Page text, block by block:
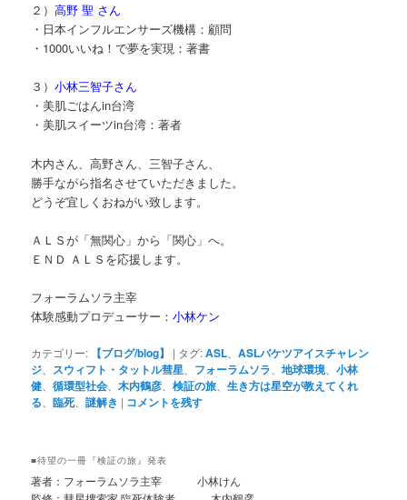
２）高野 聖 さん
・日本インフルエンサーズ機構：顧問
・1000いいね！で夢を実現：著書
３）小林三智子さん
・美肌ごはんin台湾
・美肌スイーツin台湾：著者
木内さん、高野さん、三智子さん、
勝手ながら指名させていただきました。
どうぞ宜しくおねがい致します。
ＡＬＳが「無関心」から「関心」へ。
ＥＮＤ ＡＬＳを応援します。
フォーラムソラ主宰
体験感動プロデューサー：小林ケン
カテゴリー: 【ブログ/blog】 | タグ:ASL 、ASLバケツアイスチャレン
ジ
スウィフト・タットル彗星 フォーラムソラ 、地球環境 、小林
健 、循環型社会 、木内鶴彦 、検証の旅 、生き方は星空が教えてくれ
る 、臨死、謎解き | コメントを残す
■待望の一冊『検証の旅』発表
著者：フォーラムソラ主宰 小林けん